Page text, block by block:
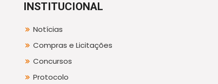
INSTITUCIONAL
Notícias
Compras e Licitações
Concursos
Protocolo